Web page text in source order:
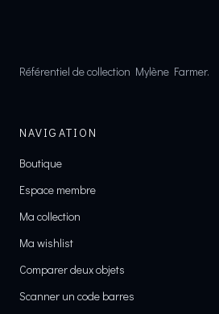
Référentiel de collection Mylène Farmer.
NAVIGATION
Boutique
Espace membre
Ma collection
Ma wishlist
Comparer deux objets
Scanner un code barres